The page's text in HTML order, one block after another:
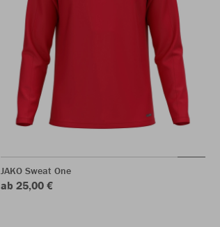
JAKO Sweat One
ab 25,00 €